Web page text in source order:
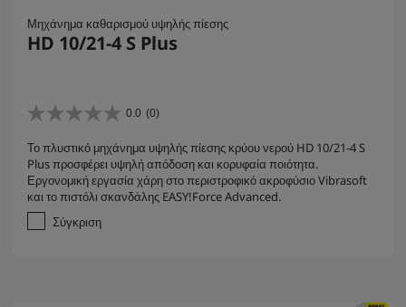
Μηχάνημα καθαρισμού υψηλής πίεσης
HD 10/21-4 S Plus
0.0 (0)
0
0
α
π
ό
α
Το πλυστικό μηχάνημα υψηλής πίεσης κρύου νερού HD 10/21-4 S
Plus προσφέρει υψηλή απόδοση και κορυφαία ποιότητα.
Εργονομική εργασία χάρη στο περιστροφικό ακροφύσιο Vibrasoft
και το πιστόλι σκανδάλης EASY!Force Advanced.
Σύγκριση